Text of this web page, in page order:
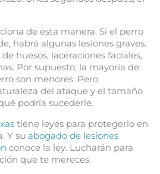
de esta manera. Si el perro
habrá algunas lesiones graves.
huesos, laceraciones faciales,
Por supuesto, la mayoría de
son menores. Pero
del ataque y el tamaño
podría sucederle.
tiene leyes para protegerlo en
Y su abogado de lesiones
conoce la ley. Lucharán para
que te mereces.